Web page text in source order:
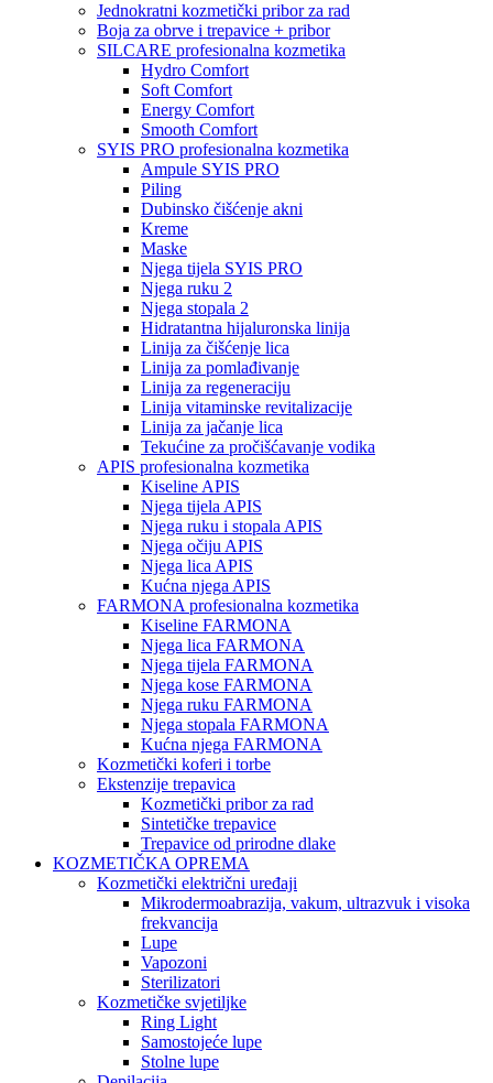
Jednokratni kozmetički pribor za rad
Boja za obrve i trepavice + pribor
SILCARE profesionalna kozmetika
Hydro Comfort
Soft Comfort
Energy Comfort
Smooth Comfort
SYIS PRO profesionalna kozmetika
Ampule SYIS PRO
Piling
Dubinsko čišćenje akni
Kreme
Maske
Njega tijela SYIS PRO
Njega ruku 2
Njega stopala 2
Hidratantna hijaluronska linija
Linija za čišćenje lica
Linija za pomlađivanje
Linija za regeneraciju
Linija vitaminske revitalizacije
Linija za jačanje lica
Tekućine za pročišćavanje vodika
APIS profesionalna kozmetika
Kiseline APIS
Njega tijela APIS
Njega ruku i stopala APIS
Njega očiju APIS
Njega lica APIS
Kućna njega APIS
FARMONA profesionalna kozmetika
Kiseline FARMONA
Njega lica FARMONA
Njega tijela FARMONA
Njega kose FARMONA
Njega ruku FARMONA
Njega stopala FARMONA
Kućna njega FARMONA
Kozmetički koferi i torbe
Ekstenzije trepavica
Kozmetički pribor za rad
Sintetičke trepavice
Trepavice od prirodne dlake
KOZMETIČKA OPREMA
Kozmetički električni uređaji
Mikrodermoabrazija, vakum, ultrazvuk i visoka
frekvancija
Lupe
Vapozoni
Sterilizatori
Kozmetičke svjetiljke
Ring Light
Samostojeće lupe
Stolne lupe